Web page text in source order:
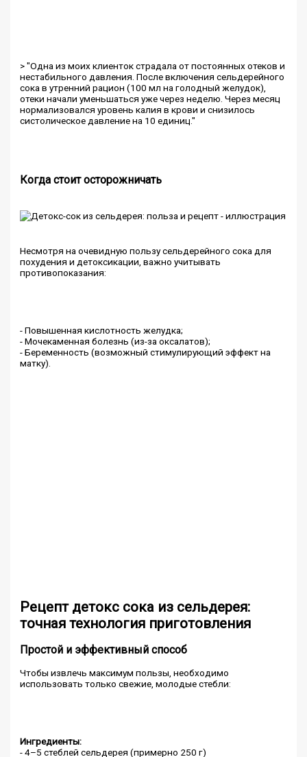
> "Одна из моих клиенток страдала от постоянных отеков и
нестабильного давления. После включения сельдерейного
сока в утренний рацион (100 мл на голодный желудок),
отеки начали уменьшаться уже через неделю. Через месяц
нормализовался уровень калия в крови и снизилось
систолическое давление на 10 единиц."
Когда стоит осторожничать
Несмотря на очевидную пользу сельдерейного сока для
похудения и детоксикации, важно учитывать
противопоказания:
- Повышенная кислотность желудка;
- Мочекаменная болезнь (из-за оксалатов);
- Беременность (возможный стимулирующий эффект на
матку).
Рецепт детокс сока из сельдерея:
точная технология приготовления
Простой и эффективный способ
Чтобы извлечь максимум пользы, необходимо
использовать только свежие, молодые стебли:
Ингредиенты:
- 4–5 стеблей сельдерея (примерно 250 г)